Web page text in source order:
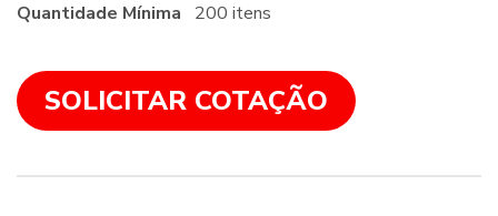
Quantidade Mínima 200 itens
SOLICITAR COTAÇÃO